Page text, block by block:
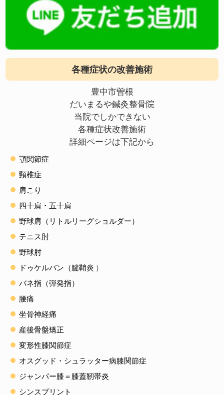
各種症状の改善施術
豊中市曽根
だいまるや鍼灸整骨院
当院でしかできない
各種症状改善施術
詳細ページは下記から
顎関節症
頸椎症
肩こり
四十肩・五十肩
野球肩（リトルリーグショルダー）
テニス肘
野球肘
ドゥケルバン（腱鞘炎 ）
バネ指（弾発指）
腰痛
坐骨神経痛
産後骨盤矯正
変形性膝関節症
オスグッド・シュラッター病膝関節症
ジャンパー膝＝膝蓋靭帯炎
シンスプリント